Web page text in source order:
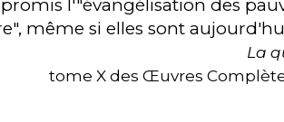
l'"évangélisation des
même si elles sont
La
tome X des Œuvres